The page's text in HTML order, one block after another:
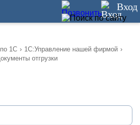
Вход
1С › 1С:Управление нашей фирмой ›
отгрузки